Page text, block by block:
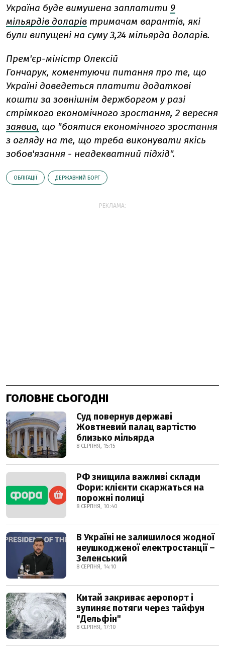
Україна буде вимушена заплатити 9
мільярдів доларів тримачам варантів, які
були випущені на суму 3,24 мільярда доларів.
Прем'єр-міністр Олексій
Гончарук, коментуючи питання про те, що
Україні доведеться платити додаткові
кошти за зовнішнім держборгом у разі
стрімкого економічного зростання, 2 вересня
заявив, що "боятися економічного зростання
з огляду на те, що треба виконувати якісь
зобов'язання - неадекватний підхід".
ОБЛІГАЦІЇ ДЕРЖАВНИЙ БОРГ
РЕКЛАМА:
ГОЛОВНЕ СЬОГОДНІ
Суд повернув державі
Жовтневий палац вартістю
близько мільярда
8 СЕРПНЯ, 15:15
РФ знищила важливі склади
Фори: клієнти скаржаться на
порожні полиці
8 СЕРПНЯ, 10:40
В Україні не залишилося жодної
неушкодженої електростанції –
Зеленський
8 СЕРПНЯ, 14:10
Китай закриває аеропорт і
зупиняє потяги через тайфун
"Дельфін"
8 СЕРПНЯ, 17:10